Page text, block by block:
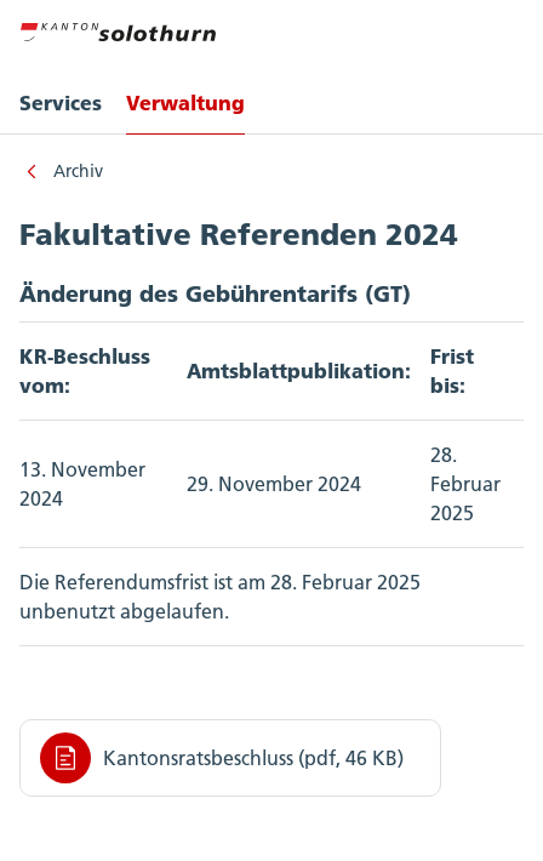
Services Verwaltung
Archiv
Fakultative Referenden 2024
Änderung des Gebührentarifs (GT)
KR-Beschluss
vom:
Amtsblattpublikation:
Frist
bis:
13. November
2024
29. November 2024
28.
Februar
2025
Die Referendumsfrist ist am 28. Februar 2025
unbenutzt abgelaufen.
Kantonsratsbeschluss (pdf, 46 KB)